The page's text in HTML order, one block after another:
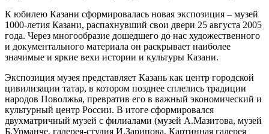
К юбилею Казани сформировалась новая экспозиция – музей
1000-летия Казани, распахнувший свои двери 25 августа 2005
года. Через многообразие дошедшего до нас художественного
и документального материала он раскрывает наиболее
значимые и яркие вехи истории и культуры Казани.
Экспозиция музея представляет Казань как центр городской
цивилизации татар, в котором позднее сплелись традиции
народов Поволжья, превратив его в важный экономический и
культурный центр России. В итоге сформировался
двухматричный музей с филиалами (музей А.Мазитова, музей
Б.Урманче, галерея-студия И.Зарипова, Картинная галерея